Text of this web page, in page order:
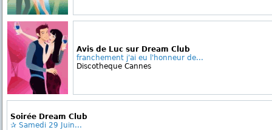
Avis de Luc sur Dream Club
franchement j'ai eu l'honneur de...
Discotheque Cannes
Soirée Dream Club
✰ Samedi 29 Juin...